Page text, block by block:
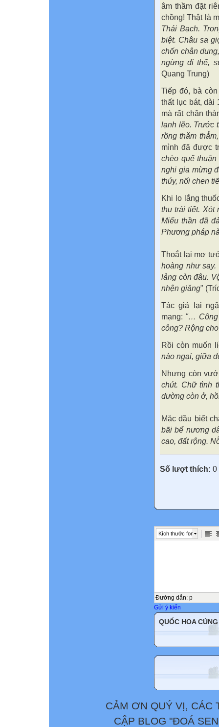
âm thầm đặt
chồng! Thật là
Thái Bạch.
biệt. Châu sa
chốn chân
ngừng di thể,
Quang Trung)
Tiếp đó, bà
thất lục bát, dài
mà rất chân
lạnh lẽo. Trước
rồng thăm
mình đã được
chèo quế
nghi gia mừng
thúy, nối chen
Khi lo lắng
thu trái tiết. Xót
Miếu thần đã
Phương pháp
Thoắt lại mơ
hoàng như
lảng còn đâu.
nhện giăng"
Tác giả lại
mạng: "… Công
công? Rộng
Rồi còn muốn
nào ngại, giữa
Nhưng còn
chút. Chữ tình
dường còn ở,
Mặc dầu biết
bãi bể nương
cao, đất rộng.
Số lượt thích: 0
Kích thước font
Đường dẫn: p
Gửi ý kiến
QUỐC HOA
CẢM ƠN QUÝ VỊ, CÁC
CẬP BLOG "ĐOÁ